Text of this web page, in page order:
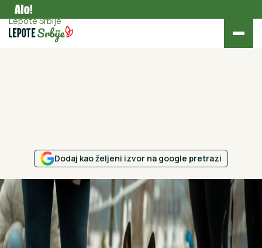
Zanimljivosti
Lepote Srbije
Dodaj kao željeni izvor na google pretrazi